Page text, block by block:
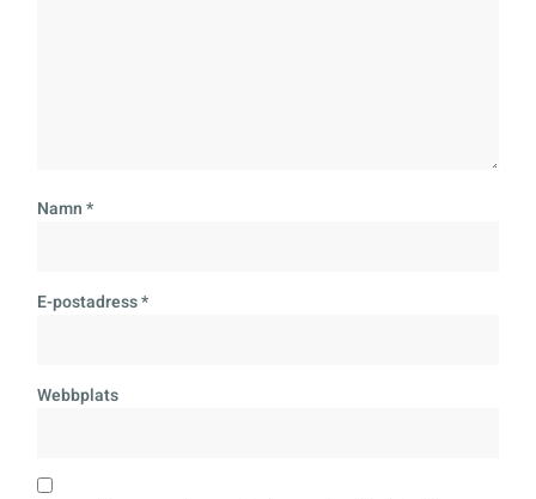
Namn*
E-postadress*
Webbplats